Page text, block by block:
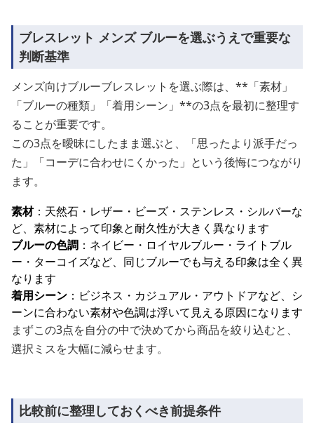
ブレスレット メンズ ブルーを選ぶうえで重要な
判断基準
メンズ向けブルーブレスレットを選ぶ際は、**「素材」
「ブルーの種類」「着用シーン」**の3点を最初に整理す
ることが重要です。
この3点を曖昧にしたまま選ぶと、「思ったより派手だっ
た」「コーデに合わせにくかった」という後悔につながり
ます。
素材：天然石・レザー・ビーズ・ステンレス・シルバーな
ど、素材によって印象と耐久性が大きく異なります
ブルーの色調 ：ネイビー・ロイヤルブルー・ライトブル
ー・ターコイズなど、同じブルーでも与える印象は全く異
なります
着用シーン ：ビジネス・カジュアル・アウトドアなど、シ
ーンに合わない素材や色調は浮いて見える原因になります
まずこの3点を自分の中で決めてから商品を絞り込むと、
選択ミスを大幅に減らせます。
比較前に整理しておくべき前提条件